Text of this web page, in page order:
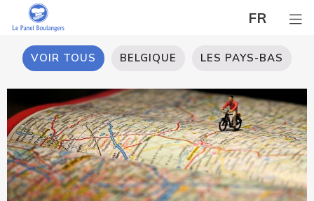
FR
VOIR TOUS BELGIQUE LES PAYS-BAS